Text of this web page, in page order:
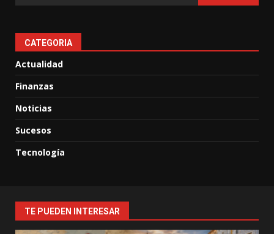
CATEGORIA
Actualidad
Finanzas
Noticias
Sucesos
Tecnología
TE PUEDEN INTERESAR